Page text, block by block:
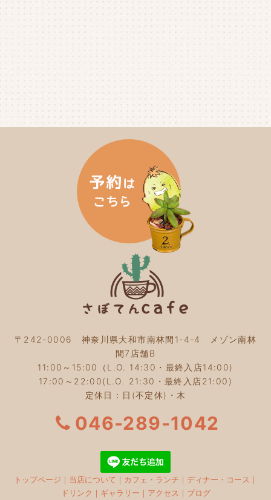
2025年1月
2024年8月
2024年4月
(4)
(5)
2024年2月(5)
2024年1月(3)
2023年12月(4)
2023年11月(4)
2023年10月(5)
2023年9月(2)
2023年8月
2023年7月(4)
2023年6月(5)
2023年5月 (2)
2023年4月 (2)
2023年2月(4)
2023年1月(3)
2022年12月(4)
2022年11月(4)
2022年10月 (4)
2022年8月(3)
2022年6月(3)
2022年5月(3)
2022年4月(5)
2022年3月 (3)
〒242-0006 神奈川県大和市南林間1-4-4 メゾン南林
間7店舗B
11:00～15:00（L.O. 14:30・最終入店14:00)
17:00～22:00(L.O. 21:30・最終入店21:00)
定休日：日(不定休)・木
046-289-1042
トップページ ｜ 当店について ｜ カフェ・ランチ ｜ ディナー・コース ｜
ドリンク ｜ ギャラリー ｜ アクセス ｜ ブログ